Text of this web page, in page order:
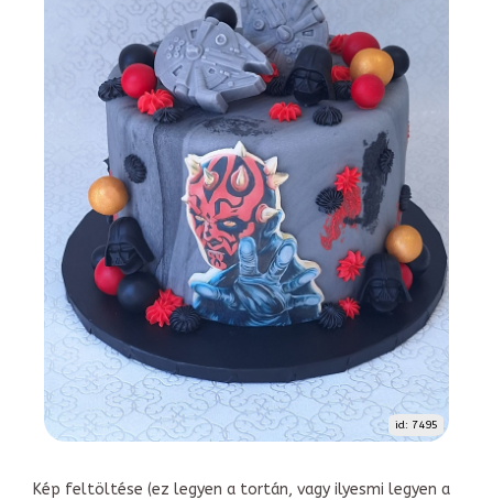
id: 7495
Kép feltöltése (ez legyen a tortán, vagy ilyesmi legyen a